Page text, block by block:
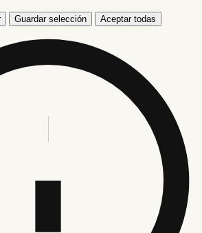
Guardar selección Aceptar todas